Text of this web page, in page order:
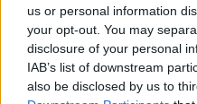
us or personal information
your opt-out. You may
disclosure of your personal
IAB’s list of downstream
also be disclosed by us to
Η απόφαση για
από τη βάση της
περίπου 700.000
θέσεων και η